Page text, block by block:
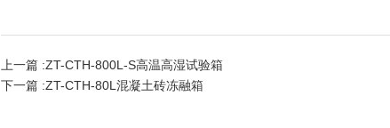
上一篇 :ZT-CTH-800L-S高温高湿试验箱
下一篇 :ZT-CTH-80L混凝土砖冻融箱